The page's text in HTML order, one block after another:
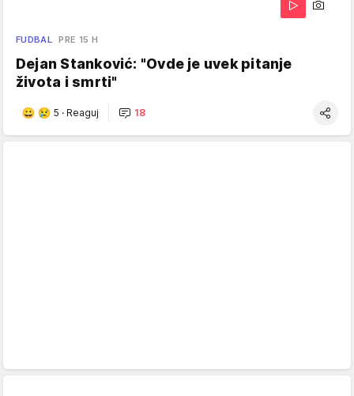
FUDBAL PRE 15 H
Dejan Stanković: "Ovde je uvek pitanje
života i smrti"
5 · Reaguj 18